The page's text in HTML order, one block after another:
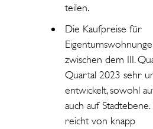
teilen.
Die Kaufpreise für
zwischen dem III.
Quartal 2023 sehr
entwickelt, sowohl
auch auf
reicht von knapp